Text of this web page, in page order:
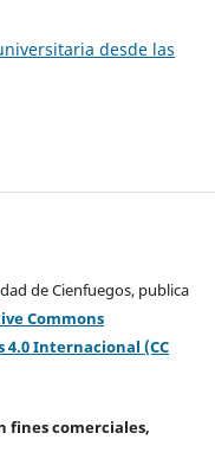
desde las
de Cienfuegos, publica
Commons
Internacional (CC
fines comerciales,